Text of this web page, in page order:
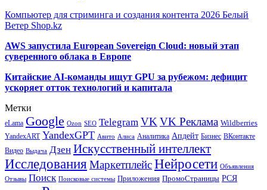
Компьютер для стриминга и создания контента 2026 Белый
Ветер Shop.kz
AWS запустила European Sovereign Cloud: новый этап
суверенного облака в Европе
Китайские AI-команды ищут GPU за рубежом: дефицит
ускоряет отток технологий и капитала
Метки
eLama Google Ozon SEO Telegram VK VK Реклама Wildberries
YandexART YandexGPT Авито Алиса Аналитика Апдейт Бизнес ВКонтакте
Видео Выдача Дзен Искусственный интеллект
Исследования МаркетплейсНейросети Объявления
Отзывы Поиск Поисковые системы Приложения ПромоСтраницы РСЯ